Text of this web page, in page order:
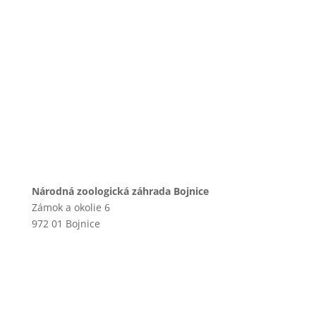
Národná zoologická záhrada Bojnice
Zámok a okolie 6
972 01 Bojnice